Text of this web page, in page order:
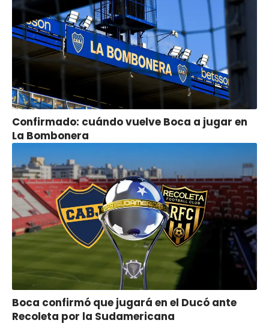
Confirmado: cuándo vuelve Boca a jugar en
La Bombonera
Boca confirmó que jugará en el Ducó ante
Recoleta por la Sudamericana